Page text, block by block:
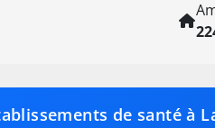
de santé à